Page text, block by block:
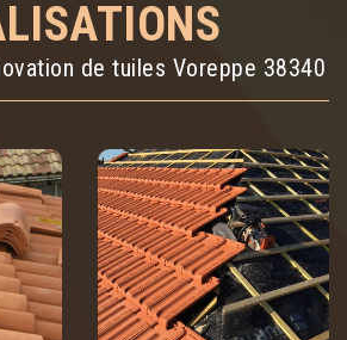
de tuiles Voreppe 38340